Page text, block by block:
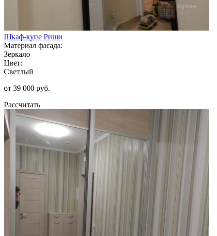
Шкаф-купе Риши
Материал фасада:
Зеркало
Цвет:
Светлый
от 39 000 руб.
Рассчитать